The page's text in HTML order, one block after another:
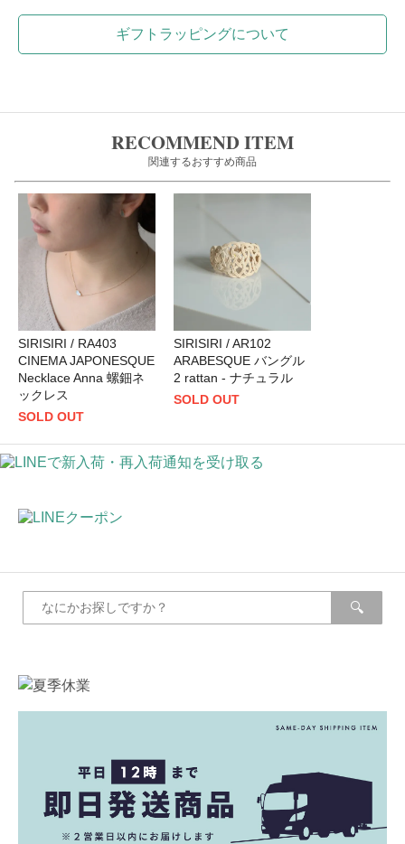
ギフトラッピングについて
RECOMMEND ITEM
関連するおすすめ商品
SIRISIRI / RA403
CINEMA JAPONESQUE
Necklace Anna 螺鈿ネ
ックレス
SOLD OUT
SIRISIRI / AR102
ARABESQUE バングル
2 rattan - ナチュラル
SOLD OUT